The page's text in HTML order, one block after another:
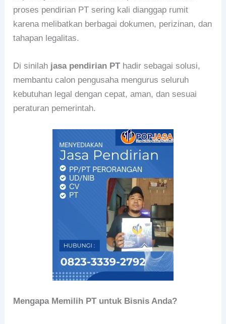
proses pendirian PT sering kali dianggap rumit
karena melibatkan berbagai dokumen, perizinan, dan
tahapan legalitas.
Di sinilah jasa pendirian PThadir sebagai solusi,
membantu calon pengusaha mengurus seluruh
kebutuhan legal dengan cepat, aman, dan sesuai
peraturan pemerintah.
Mengapa Memilih PT untuk Bisnis Anda?